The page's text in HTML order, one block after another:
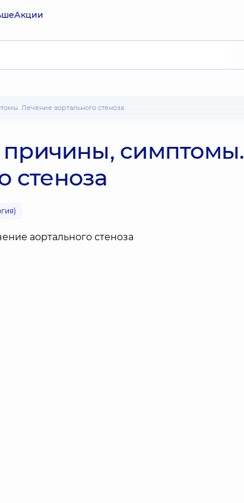
Акции
Лечение аортального стеноза
причины, симптомы.
стеноза